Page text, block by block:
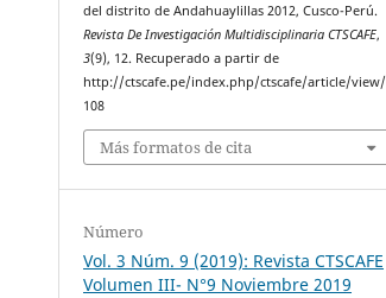
del distrito de Andahuaylillas 2012, Cusco-Perú.
Revista De Investigación Multidisciplinaria CTSCAFE,
3(9), 12. Recuperado a partir de
http://ctscafe.pe/index.php/ctscafe/article/view/
108
Más formatos de cita
Número
Vol. 3 Núm. 9 (2019): Revista CTSCAFE
Volumen III- N°9 Noviembre 2019